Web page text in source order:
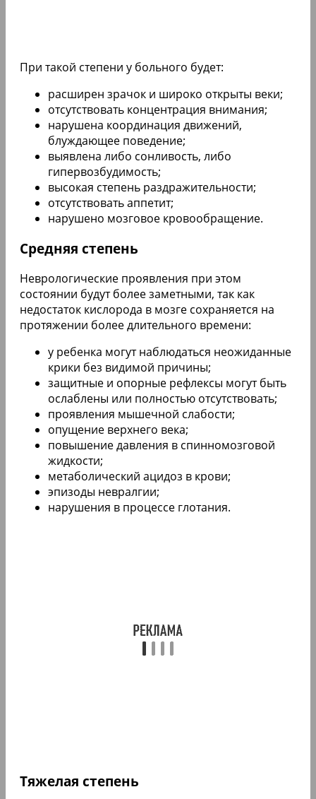
При такой степени у больного будет:
расширен зрачок и широко открыты веки;
отсутствовать концентрация внимания;
нарушена координация движений,
блуждающее поведение;
выявлена либо сонливость, либо
гипервозбудимость;
высокая степень раздражительности;
отсутствовать аппетит;
нарушено мозговое кровообращение.
Средняя степень
Неврологические проявления при этом
состоянии будут более заметными, так как
недостаток кислорода в мозге сохраняется на
протяжении более длительного времени:
у ребенка могут наблюдаться неожиданные
крики без видимой причины;
защитные и опорные рефлексы могут быть
ослаблены или полностью отсутствовать;
проявления мышечной слабости;
опущение верхнего века;
повышение давления в спинномозговой
жидкости;
метаболический ацидоз в крови;
эпизоды невралгии;
нарушения в процессе глотания.
Тяжелая степень